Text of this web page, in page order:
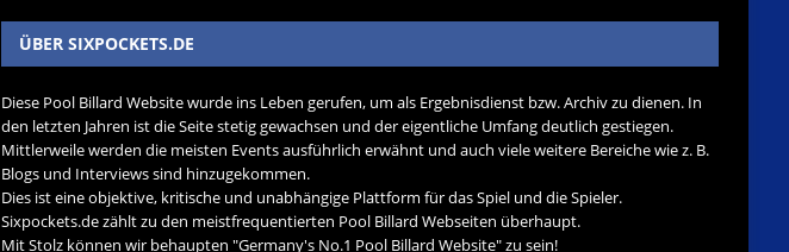
ÜBER SIXPOCKETS.DE
Diese Pool Billard Website wurde ins Leben gerufen, um als Ergebnisdienst bzw. Archiv zu dienen. In
den letzten Jahren ist die Seite stetig gewachsen und der eigentliche Umfang deutlich gestiegen.
Mittlerweile werden die meisten Events ausführlich erwähnt und auch viele weitere Bereiche wie z. B.
Blogs und Interviews sind hinzugekommen.
Dies ist eine objektive, kritische und unabhängige Plattform für das Spiel und die Spieler.
Sixpockets.de zählt zu den meistfrequentierten Pool Billard Webseiten überhaupt.
Mit Stolz können wir behaupten "Germany's No.1 Pool Billard Website" zu sein!